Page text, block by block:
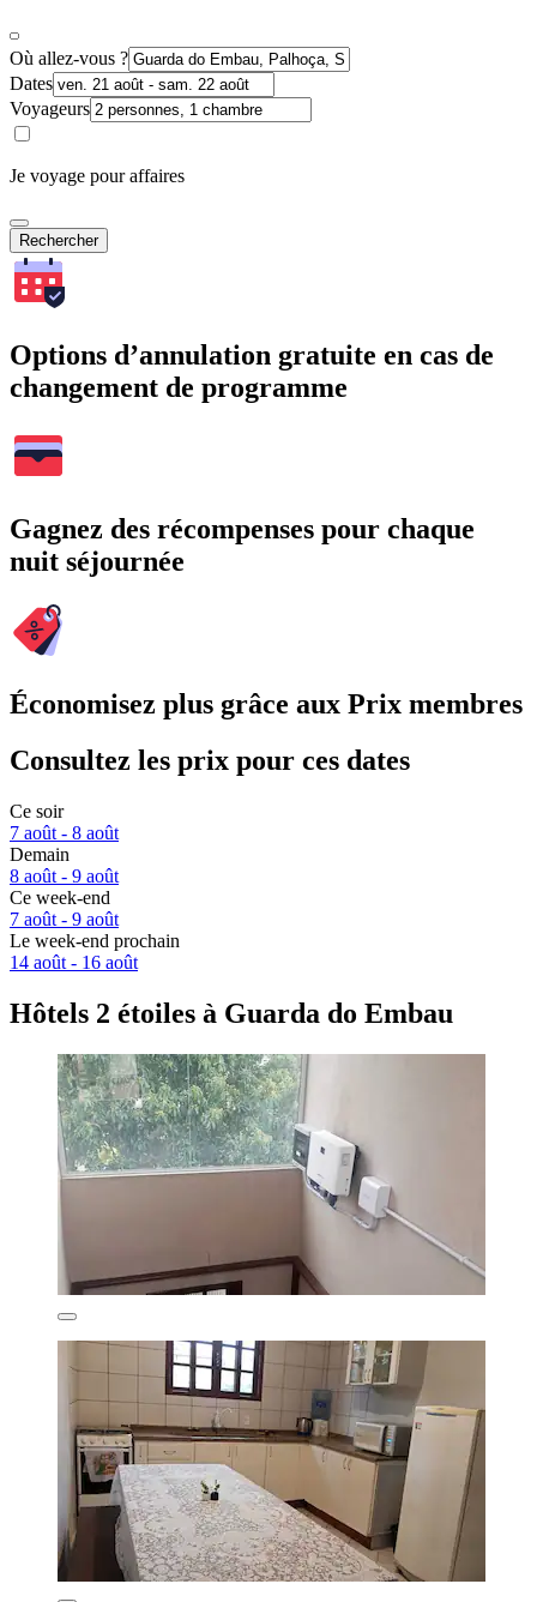
Où allez-vous ?
Dates
Voyageurs
Je voyage pour affaires
Rechercher
Options d’annulation gratuite en cas de
changement de programme
Gagnez des récompenses pour chaque
nuit séjournée
Économisez plus grâce aux Prix membres
Consultez les prix pour ces dates
Ce soir
7 août - 8 août
Demain
8 août - 9 août
Ce week-end
7 août - 9 août
Le week-end prochain
14 août - 16 août
Hôtels 2 étoiles à Guarda do Embau